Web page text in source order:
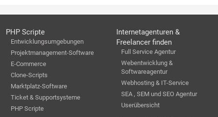
PHP Scripte
Entwicklungsumgebungen
Projektmanagement-Software
E-Commerce
Clone-Scripts
Marktplatz-Software
Ticket & Supportsysteme
PHP Scripte
Internetagenturen &
Freelancer finden
Full Service Agentur
Webentwicklung &
Softwareagentur
Webhosting & IT-Service
SEA , SEM und SEO Agentur
Userübersicht